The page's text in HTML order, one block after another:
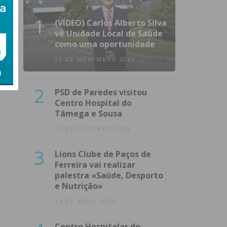
1
(VÍDEO) Carlos Alberto Silva
vê Unidade Local de Saúde
como uma oportunidade
23 DE NOVEMBRO 2023
2
PSD de Paredes visitou
Centro Hospital do
Tâmega e Sousa
23 DE OUTUBRO 2023
3
Lions Clube de Paços de
Ferreira vai realizar
palestra «Saúde, Desporto
e Nutrição»
14 DE ABRIL 2022